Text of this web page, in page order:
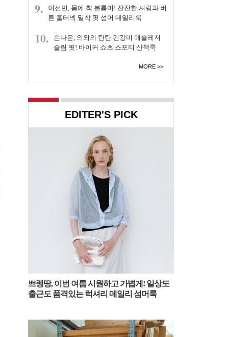
[패션엔숏] 에스파 카리나, 올 숏
요정! 머리, 스커트, 패딩 모두 숏
[패션엔숏] 화사, 한남동이 발칵!
시선 싹쓸이 핫바디 팜므파탈 쇼
츠 레더 슈트룩
2025.02.26
9.
이선빈, 몸에 착 볼륨미! 잔잔한 셔링과 버
튼 홀터넥 밀착 핏 섬머 데일리룩
10.
손나은, 의외의 탄탄 건강미 애슬레저
슬림 핏! 바이커 쇼츠 스포티 산책룩
MORE
EDITER'S PICK
쁘렝땅, 이번 여름 시원하고 가볍게! 일상도
출근도 품격있는 럭셔리 데일리 섬머룩